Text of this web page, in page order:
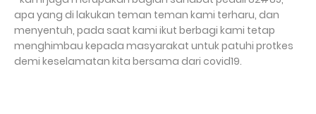
apa yang di lakukan teman teman kami terharu, dan
menyentuh, pada saat kami ikut berbagi kami tetap
menghimbau kepada masyarakat untuk patuhi protkes
demi keselamatan kita bersama dari covid19.